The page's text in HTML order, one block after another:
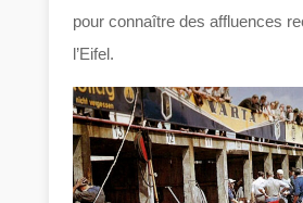
pour connaître des affluences
l’Eifel.